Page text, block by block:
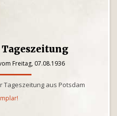
Freitag, 07.08.1936
Tageszeitung aus Potsdam